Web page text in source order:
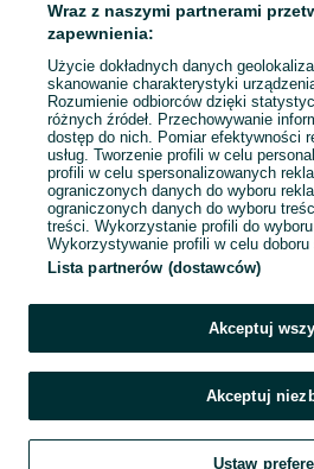
Mapa kategorii
Mapa miejscowości
Mapa ministron
Popularne wyszukiwania
Wraz z naszymi partnerami
zapewnienia:
Użycie dokładnych danych
skanowanie charakterystyki
Rozumienie odbiorców dzięki
różnych źródeł. Przechowywanie
dostęp do nich. Pomiar efektywności
usług. Tworzenie profili w celu
profili w celu spersonalizowanych
ograniczonych danych do wyboru
ograniczonych danych do wyboru
treści. Wykorzystanie profili do
Wykorzystywanie profili w celu
Lista partnerów (dostawców)
Akceptuj
Akceptuj
Ustaw